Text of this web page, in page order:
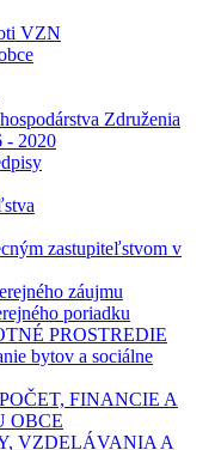
VZN
Združenia
- 2020
zastupiteľstvom v
záujmu
poriadku
PROSTREDIE
bytov a sociálne
FINANCIE A
OBCE
VZDELÁVANIA A